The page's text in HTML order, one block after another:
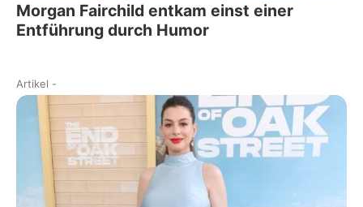
Morgan Fairchild entkam einst einer
Entführung durch Humor
Artikel -